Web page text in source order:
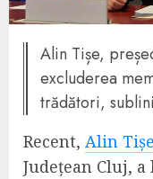
Alin Tișe,
excluderea
trădători,
Recent, Alin Tișe
Județean Cluj,